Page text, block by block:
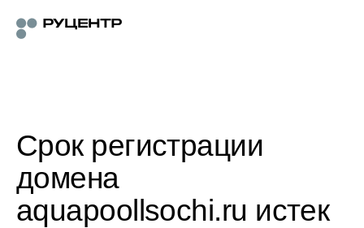
Срок регистрации
домена
aquapoollsochi.ru истек